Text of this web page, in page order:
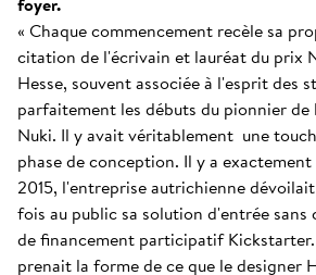
« Chaque commencement recèle sa
citation de l'écrivain et lauréat du prix
Hesse, souvent associée à l'esprit des
parfaitement les débuts du pionnier de
Nuki. Il y avait véritablement une
phase de conception. Il y a exactement
2015, l'entreprise autrichienne
fois au public sa solution d'entrée
de financement participatif
prenait la forme de ce que le designer